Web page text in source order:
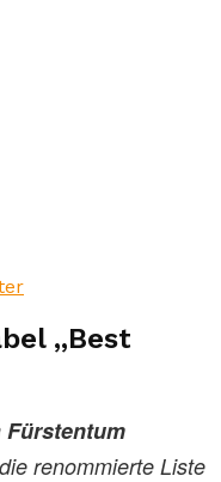
„Best
Fürstentum
renommierte Liste